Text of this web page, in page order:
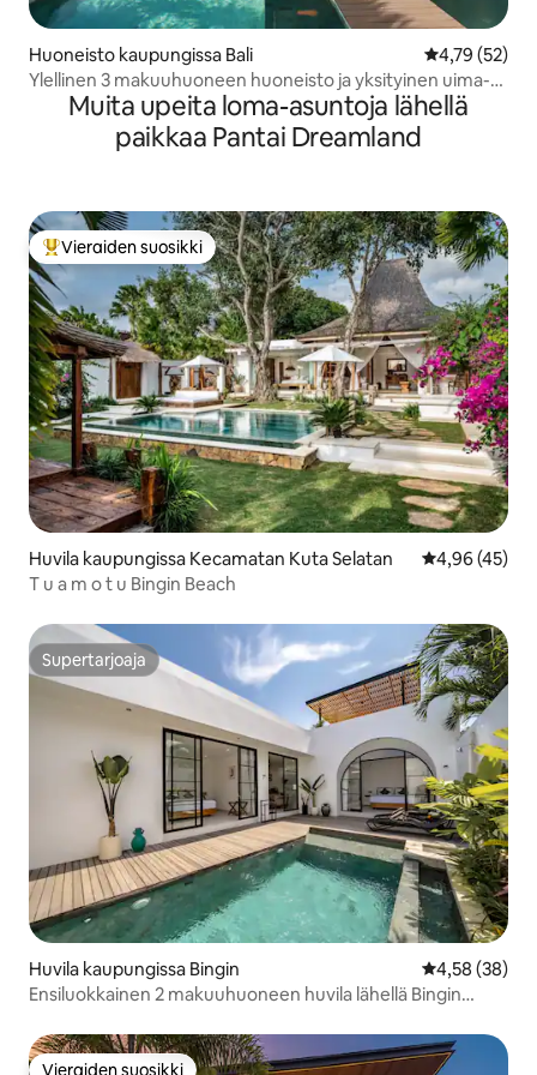
Huoneisto kaupungissa Bali
4,79 (52)
Ylellinen 3 makuuhuoneen huoneisto ja yksityinen uima-
allas AYANA Jimbaranissa
Muita upeita loma-asuntoja lähellä
paikkaa Pantai Dreamland
Vieraiden suosikkien parhaimmistoa
Vieraiden suosikki
Huvila kaupungissa Kecamatan Kuta Selatan
4,96 (45)
T u a m o t u Bingin Beach
Supertarjoaja
Supertarjoaja
Huvila kaupungissa Bingin
4,58 (38)
Ensiluokkainen 2 makuuhuoneen huvila lähellä Bingin
Vieraiden suosikki